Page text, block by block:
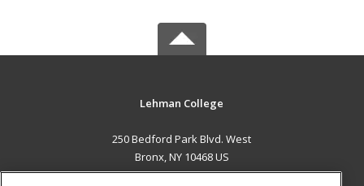
Lehman College
250 Bedford Park Blvd. West
Bronx, NY 10468 US